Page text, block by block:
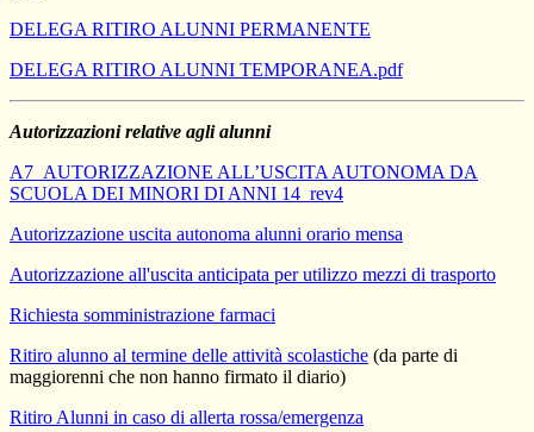
DELEGA RITIRO ALUNNI PERMANENTE
DELEGA RITIRO ALUNNI TEMPORANEA.pdf
Autorizzazioni relative agli alunni
A7_AUTORIZZAZIONE ALL’USCITA AUTONOMA DA
SCUOLA DEI MINORI DI ANNI 14_rev4
Autorizzazione uscita autonoma alunni orario mensa
Autorizzazione all'uscita anticipata per utilizzo mezzi di trasporto
Richiesta somministrazione farmaci
Ritiro alunno al termine delle attività scolastiche (da parte di
maggiorenni che non hanno firmato il diario)
Ritiro Alunni in caso di allerta rossa/emergenza